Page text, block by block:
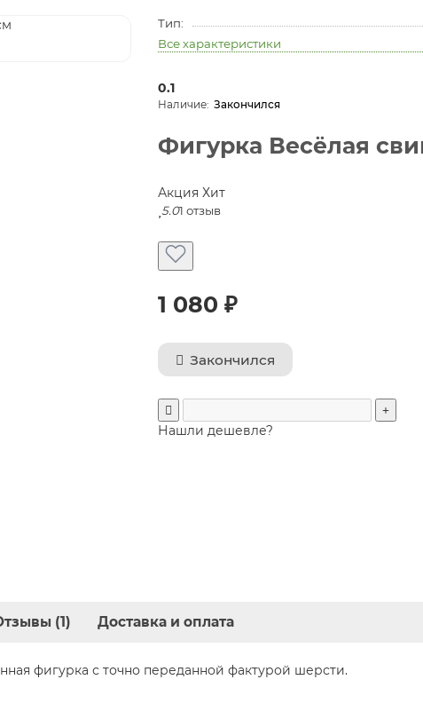
Тип:
Все характеристики
0.1
Закончился
Фигурка Весёлая
Акция Хит
5.01 отзыв
1 080 ₽
Закончился
Нашли дешевле?
(1) Доставка и оплата
фигурка с точно переданной фактурой шерсти.